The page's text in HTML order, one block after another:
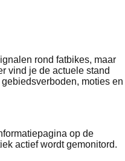
rond fatbikes, maar
vind je de actuele stand
moties en
op de
actief wordt gemonitord.